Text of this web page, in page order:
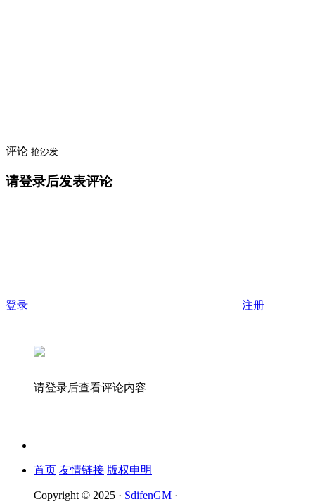
评论 抢沙发
请登录后发表评论
登录 注册
请登录后查看评论内容
首页 友情链接 版权申明
Copyright © 2025 · SdifenGM ·